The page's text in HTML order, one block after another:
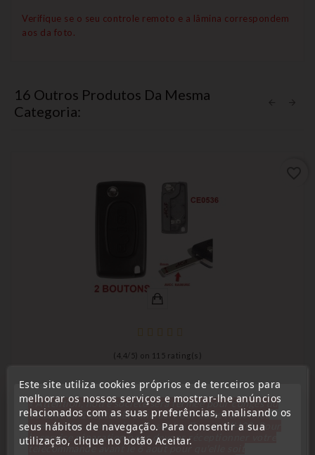
Verifique se o seu controle remoto e a lâmina correspondem
aos da foto.
16 Outros Produtos Da Mesma
Categoria:
( 4,4/ 5) on 115 rating(s)
Compatível com Peugeot
Capa Para Chave De 2 Botões Peugeot 207, 307, 308,
3008, 5008 CE0536
8,99 €Preço
Este site utiliza cookies próprios e de terceiros para
melhorar os nossos serviços e mostrar-lhe anúncios
relacionados com as suas preferências, analisando os
seus hábitos de navegação. Para consentir a sua
utilização, clique no botão Aceitar.
« Attention, notre société sera fermée pour congés du
10 aout au 1 septembre inclus. Pour cette raison les
commandes sont traitées jusqu'au 7 aout 14H00. Pour
le service réparation nous devons réceptionner votre
télécommande avant le 6 aout pour qu'elle soit